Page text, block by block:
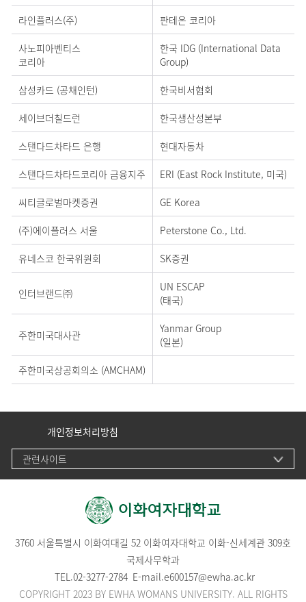
라인플러스(주) 판테온 코리아
사노피아벤티스
코리아
한국 IDG (International Data
Group)
삼성카드 (공채인턴) 한국비서협회
세이브더칠드런 한국생산성본부
스탠다드차타드 은행 현대자동차
스탠다드차타드코리아 금융지주 ERI (East Rock Institute, 미국)
씨티글로벌마켓증권 GE Korea
(주)에이플러스 서울 Peterstone Co., Ltd.
유네스코 한국위원회 SK증권
인터브랜드㈜
UN ESCAP
(태국)
주한미국대사관
Yanmar Group
(일본)
주한미국상공회의소 (AMCHAM)
개인정보처리방침
관련사이트
3760 서울특별시 이화여대길 52 이화여자대학교 이화-신세계관 309호
국제사무학과
TEL.02-3277-2784 E-mail.e600157@ewha.ac.kr
COPYRIGHT 2023 BY EWHA WOMANS UNIVERSITY. ALL RIGHTS